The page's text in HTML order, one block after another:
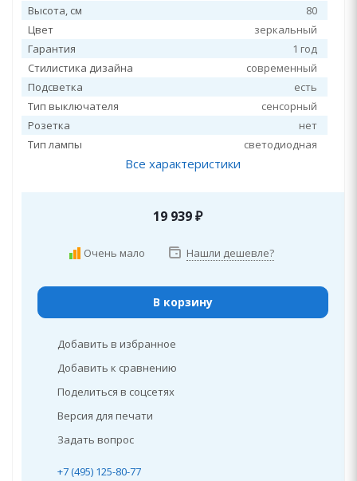
Высота, см
80
Цвет
зеркальный
Гарантия
1 год
Стилистика дизайна
современный
Подсветка
есть
Тип выключателя
сенсорный
Розетка
нет
Тип лампы
светодиодная
Все характеристики
19 939₽
Очень мало Нашли дешевле?
В корзину
Добавить в избранное
Добавить к сравнению
Поделиться в соцсетях
Версия для печати
Задать вопрос
+7 (495) 125-80-77